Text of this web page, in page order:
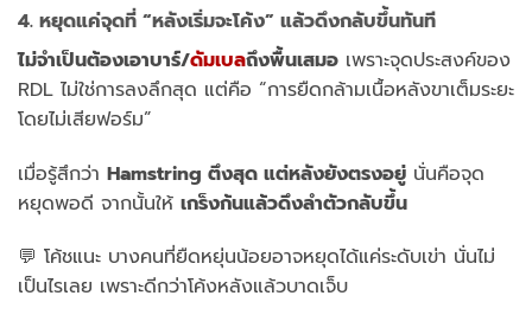
4. หยุดแค่จุดที่ “หลังเริ่มจะโค้ง” แล้วดึงกลับขึ้นทันที
ไม่จำเป็นต้องเอาบาร์/ดัมเบลถึงพื้นเสมอ เพราะจุดประสงค์ของ
RDL ไม่ใช่การลงลึกสุด แต่คือ “การยืดกล้ามเนื้อหลังขาเต็มระยะ
โดยไม่เสียฟอร์ม”
เมื่อรู้สึกว่า Hamstring ตึงสุด แต่หลังยังตรงอยู่ นั่นคือจุด
หยุดพอดี จากนั้นให้ เกร็งก้นแล้วดึงลำตัวกลับขึ้น
💬 โค้ชแนะ บางคนที่ยืดหยุ่นน้อยอาจหยุดได้แค่ระดับเข่า นั่นไม่
เป็นไรเลย เพราะดีกว่าโค้งหลังแล้วบาดเจ็บ